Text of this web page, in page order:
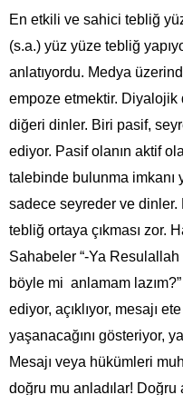
En etkili ve sahici tebliğ
(s.a.) yüz yüze tebliğ
anlatıyordu. Medya
empoze etmektir. Diyalojik
diğeri dinler. Biri pasif,
ediyor. Pasif olanın aktif
talebinde bulunma imkanı
sadece seyreder ve dinler.
tebliğ ortaya çıkması zor.
Sahabeler “-Ya
böyle mi anlamam
ediyor, açıklıyor, mesajı
yaşanacağını gösteriyor,
Mesajı veya hükümleri
doğru mu anladılar! Doğru